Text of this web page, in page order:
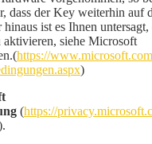
dass der Key weiterhin auf
ist es Ihnen
aktivieren, siehe Microsoft
https://
)
(https://